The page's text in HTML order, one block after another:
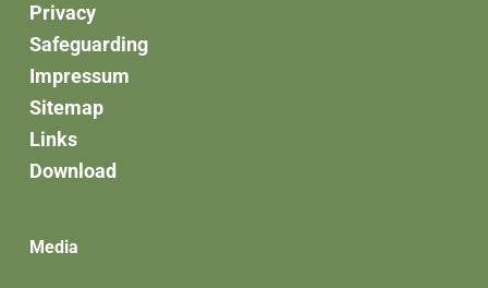
Privacy
Safeguarding
Impressum
Sitemap
Links
Download
Media